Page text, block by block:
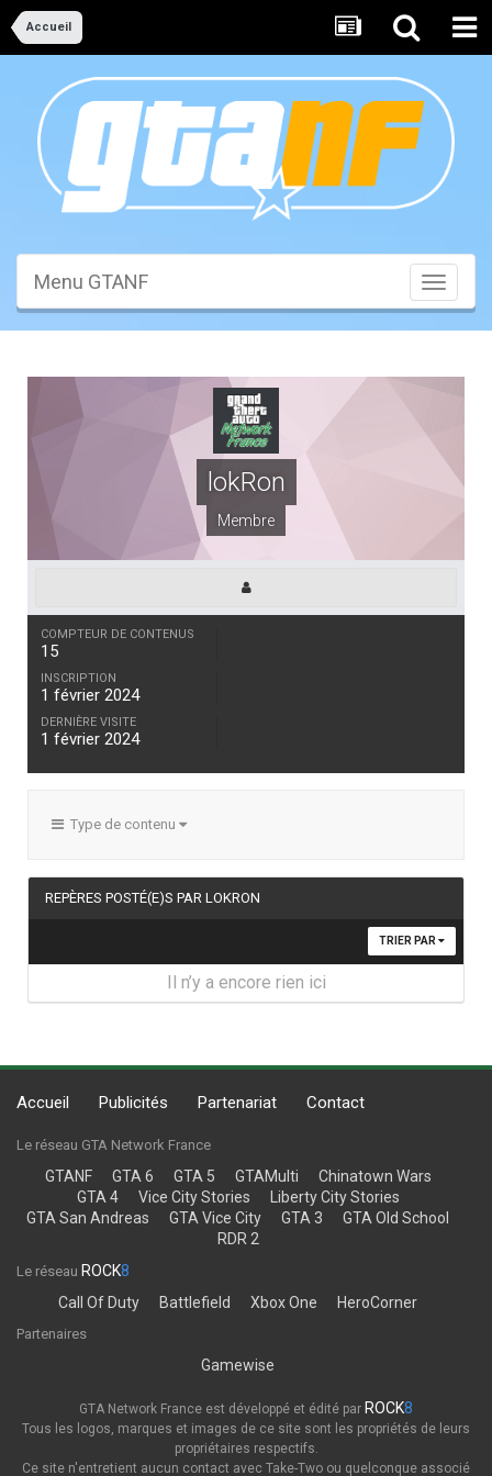
Accueil
Toggle
Menu GTANF
lokRon
Membre
COMPTEUR DE CONTENUS
15
INSCRIPTION
1 février 2024
DERNIÈRE VISITE
1 février 2024
Type de contenu
REPÈRES POSTÉ(E)S PAR LOKRON
TRIER PAR
Il n’y a encore rien ici
Accueil Publicités Partenariat Contact
Le réseau GTA Network France
GTANF GTA 6 GTA 5 GTAMulti
Chinatown Wars
GTA 4
Vice City Stories
Liberty City Stories
GTA San Andreas
GTA Vice City GTA 3
GTA Old School
RDR 2
Le réseau ROCK8
Call Of Duty
Battlefield Xbox One HeroCorner
Partenaires
Gamewise
GTA Network France est développé et édité par ROCK8
Tous les logos, marques et images de ce site sont les propriétés de leurs
propriétaires respectifs.
Ce site n'entretient aucun contact avec Take-Two ou quelconque associé